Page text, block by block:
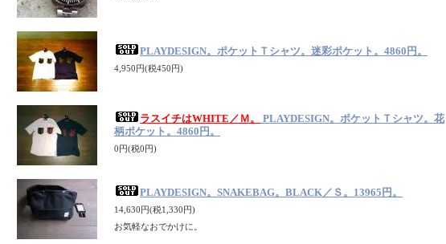
PLAYDESIGN。ポケットＴシャツ。迷彩ポケット。4860円。
4,950円(税450円)
ラスイチはWHITE／Ｍ。
PLAYDESIGN。ポケットＴシャツ。花
柄ポケット。4860円。
0円(税0円)
PLAYDESIGN。SNAKEBAG。BLACK／Ｓ。13965円。
14,630円(税1,330円)
お気軽なおでかけに。